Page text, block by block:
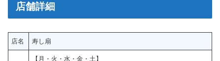
店舗詳細
店名 寿し扇
【月・火・水・金・土】